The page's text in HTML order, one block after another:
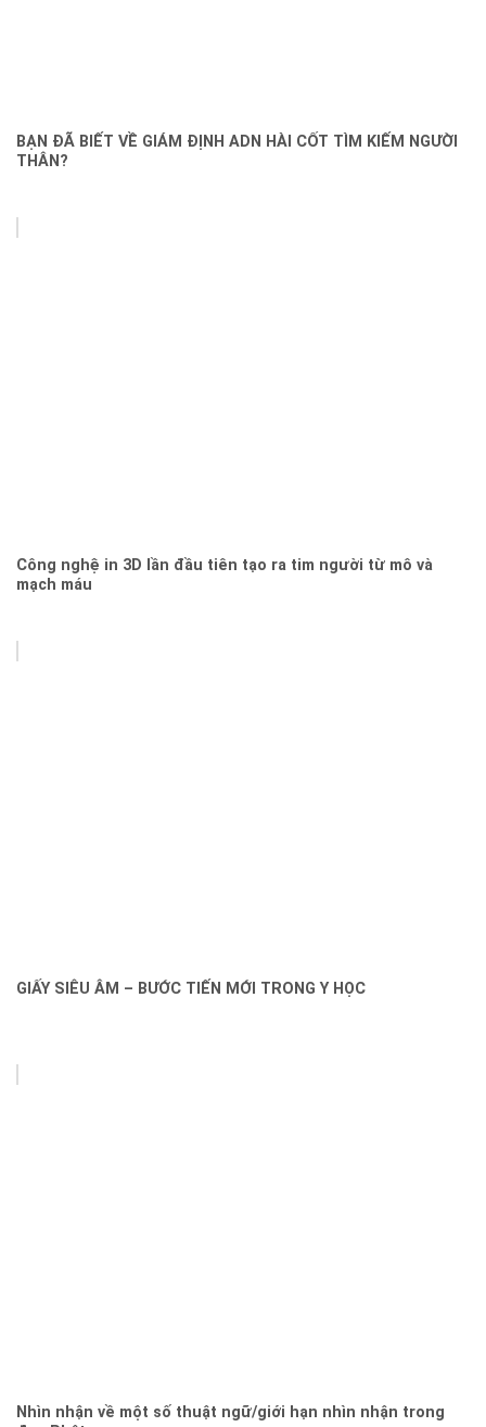
BẠN ĐÃ BIẾT VỀ GIÁM ĐỊNH ADN HÀI CỐT TÌM KIẾM NGƯỜI
THÂN?
Công nghệ in 3D lần đầu tiên tạo ra tim người từ mô và
mạch máu
GIẤY SIÊU ÂM – BƯỚC TIẾN MỚI TRONG Y HỌC
Nhìn nhận về một số thuật ngữ/giới hạn nhìn nhận trong